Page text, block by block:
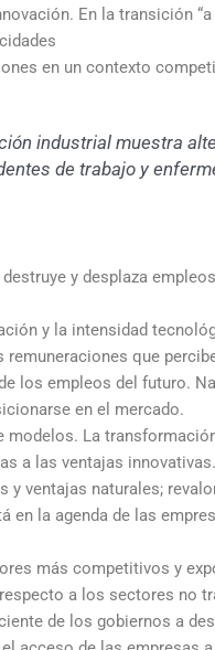
En la transición
en un contexto
industrial muestra
de trabajo y
y desplaza
y la intensidad
que
los empleos del futuro.
en el mercado.
modelos. La
a las ventajas
ventajas naturales;
en la agenda de las
más competitivos y
a los sectores no
de los gobiernos a